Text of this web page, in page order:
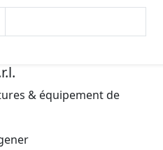
& équipement de